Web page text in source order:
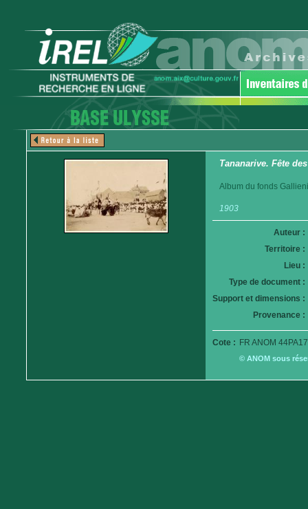
Tananarive. Fête
Album du fonds
1903
Auteur :
Territoire :
Lieu :
Type de document :
Support et dimensions :
Provenance :
Cote : FR ANOM
© ANOM sous